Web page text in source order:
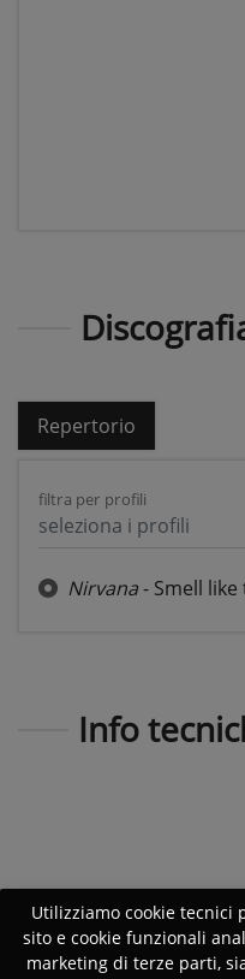
Repertorio
filtra per profili
seleziona i profili
Nirvana- Smell
Info
Utilizziamo cookie tecnici
sito e cookie funzionali
marketing di terze parti,